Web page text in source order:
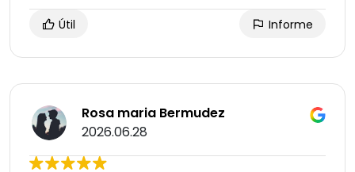
Útil Informe
Rosa maria Bermudez
2026.06.28